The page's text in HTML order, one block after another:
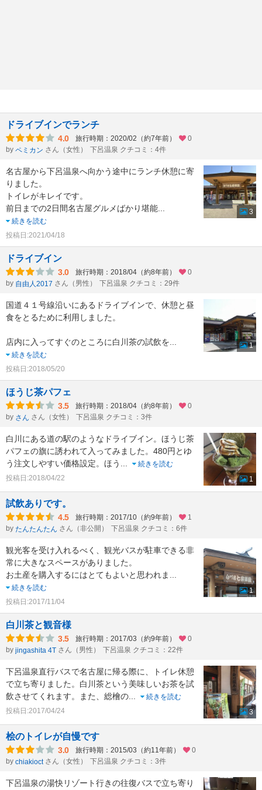
ドライブインでランチ
4.0 旅行時期：2020/02（約7年前）
0
by ペミカン さん（女性） 下呂温泉 クチコミ：4件
名古屋から下呂温泉へ向かう途中にランチ休憩に寄
りました。
トイレがキレイです。
前日までの2日間名古屋グルメばかり堪能...
続きを読む
投稿日:2021/04/18
3
ドライブイン
3.0 旅行時期：2018/04（約8年前）
0
by 自由人2017 さん（男性） 下呂温泉 クチコミ：29件
国道４１号線沿いにあるドライブインで、休憩と昼
食をとるために利用しました。
店内に入ってすぐのところに白川茶の試飲を...
続きを読む
投稿日:2018/05/20
1
ほうじ茶パフェ
3.5 旅行時期：2018/04（約8年前）
0
by さん さん（女性） 下呂温泉 クチコミ：3件
白川にある道の駅のようなドライブイン。ほうじ茶
パフェの旗に誘われて入ってみました。480円とゆ
う注文しやすい価格設定。ほう ...
続きを読む
投稿日:2018/04/22
1
試飲ありです。
4.5 旅行時期：2017/10（約9年前）
1
by たんたんたん さん（非公開） 下呂温泉 クチコミ：6件
観光客を受け入れるべく、観光バスが駐車できる非
常に大きなスペースがありました。
お土産を購入するにはとてもよいと思われま ...
続きを読む
投稿日:2017/11/04
1
白川茶と観音様
3.5 旅行時期：2017/03（約9年前）
0
by jingashita 4T さん（男性） 下呂温泉 クチコミ：22件
下呂温泉直行バスで名古屋に帰る際に、トイレ休憩
で立ち寄りました。白川茶という美味しいお茶を試
飲させてくれます。また、総檜の...
続きを読む
投稿日:2017/04/24
3
桧のトイレが自慢です
3.0 旅行時期：2015/03（約11年前）
0
by chiakioct さん（女性） 下呂温泉 クチコミ：3件
下呂温泉の湯快リゾート行きの往復バスで立ち寄り